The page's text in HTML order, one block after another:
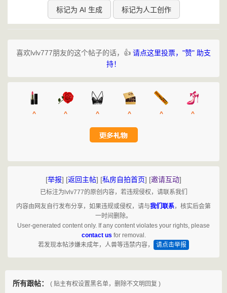
标记为 AI 生成 标记为人工创作
喜欢lvlv777朋友的这个帖子的话，👍 请点这里投票，"赞" 助支
持！
^ ^ ^ ^ ^ ^
[举报] [返回主帖] [私房自拍首页] [邀请互动]
已标注为lvlv777的原创内容，若违规侵权，请联系我们
内容由网友自行发布分享，如果违规或侵权，请与我们联系，核实后会第
一时间删除。
User-generated content only. If any content violates your rights, please
contact us for removal.
若发现本帖涉嫌未成年，人兽等违禁内容，
请点击举报
所有跟帖： ( 贴主有权设置黑名单，删除不文明回复 )